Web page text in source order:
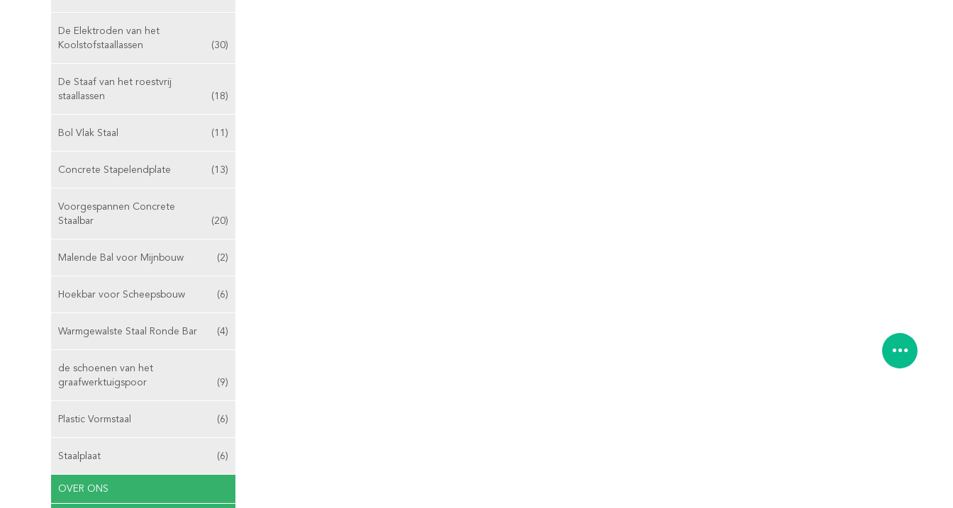
De Elektroden van het
Koolstofstaallassen
(30)
De Staaf van het roestvrij
staallassen
(18)
Bol Vlak Staal (11)
Concrete Stapelendplate (13)
Voorgespannen Concrete
Staalbar
(20)
Malende Bal voor Mijnbouw (2)
Hoekbar voor Scheepsbouw (6)
Warmgewalste Staal Ronde Bar (4)
de schoenen van het
graafwerktuigspoor
(9)
Plastic Vormstaal (6)
Staalplaat (6)
OVER ONS